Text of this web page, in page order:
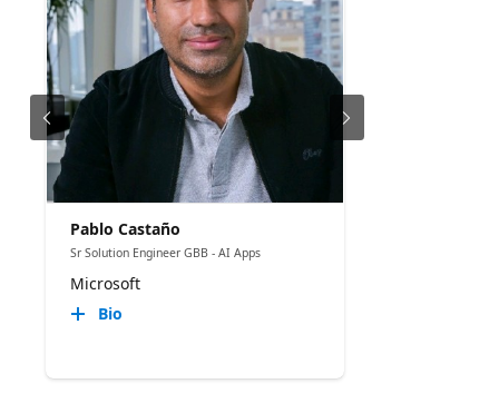
Pablo Castaño
Sr Solution Engineer GBB - AI Apps
Microsoft
Bio